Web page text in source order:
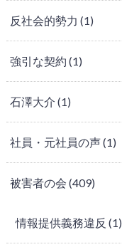
反社会的勢力 (1)
強引な契約 (1)
石澤大介 (1)
社員・元社員の声(1)
被害者の会 (409)
情報提供義務違反 (1)